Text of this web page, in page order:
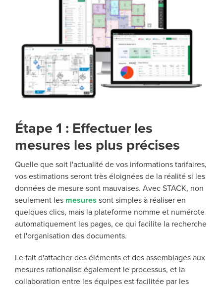
Étape 1 : Effectuer les
mesures les plus précises
Quelle que soit l'actualité de vos informations tarifaires,
vos estimations seront très éloignées de la réalité si les
données de mesure sont mauvaises. Avec STACK, non
seulement les mesures sont simples à réaliser en
quelques clics, mais la plateforme nomme et numérote
automatiquement les pages, ce qui facilite la recherche
et l'organisation des documents.
Le fait d'attacher des éléments et des assemblages aux
mesures rationalise également le processus, et la
collaboration entre les équipes est facilitée par les